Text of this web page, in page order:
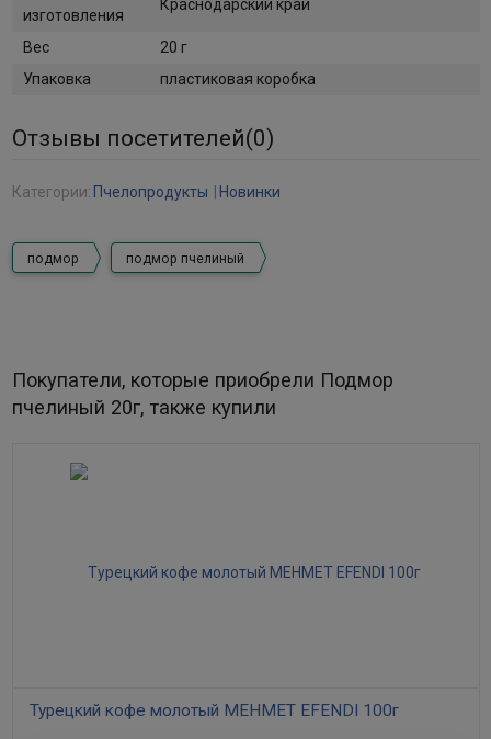
изготовления
Краснодарский край
Вес
20 г
Упаковка
пластиковая коробка
Отзывы посетителей(0)
Категории: Пчелопродукты Новинки
подмор подмор пчелиный
Покупатели, которые приобрели Подмор
пчелиный 20г, также купили
Турецкий кофе молотый MEHMET EFENDI 100г